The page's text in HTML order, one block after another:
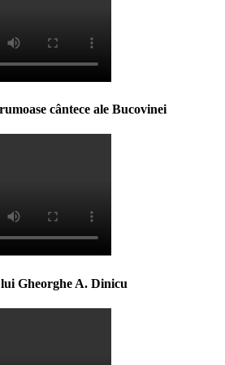
cântece ale Bucovinei
Gheorghe A. Dinicu